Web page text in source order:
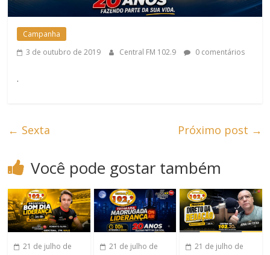
Campanha
3 de outubro de 2019
Central FM 102.9 0 comentários
.
← Sexta Próximo post →
Você pode gostar também
21 de julho de
21 de julho de
21 de julho de